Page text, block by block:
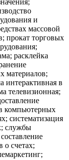
и
массовой
прокат торговых
расклейка
материалов;
интерактивная в
телевизионная;
компьютерных
систематизация
службы
о счетах;